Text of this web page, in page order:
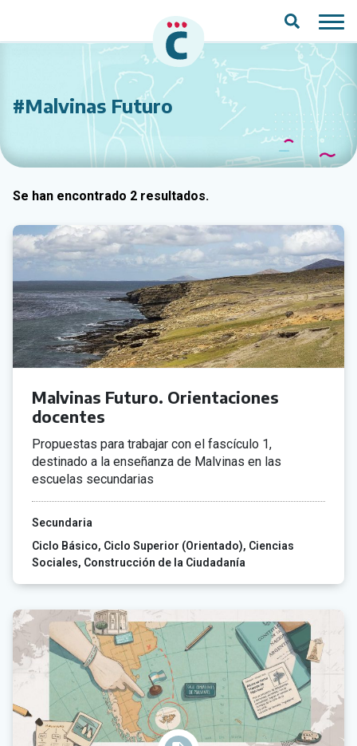
#Malvinas Futuro
Se han encontrado 2 resultados.
Malvinas Futuro. Orientaciones
docentes
Propuestas para trabajar con el fascículo 1,
destinado a la enseñanza de Malvinas en las
escuelas secundarias
Secundaria
Ciclo Básico Ciclo Superior (Orientado) Ciencias
Sociales Construcción de la Ciudadanía